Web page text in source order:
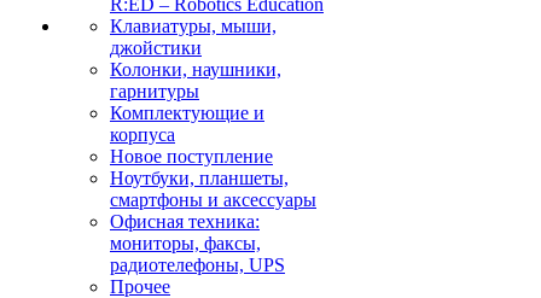
R:ED – Robotics Education
Клавиатуры, мыши,
джойстики
Колонки, наушники,
гарнитуры
Комплектующие и
корпуса
Новое поступление
Ноутбуки, планшеты,
смартфоны и аксессуары
Офисная техника:
мониторы, факсы,
радиотелефоны, UPS
Прочее